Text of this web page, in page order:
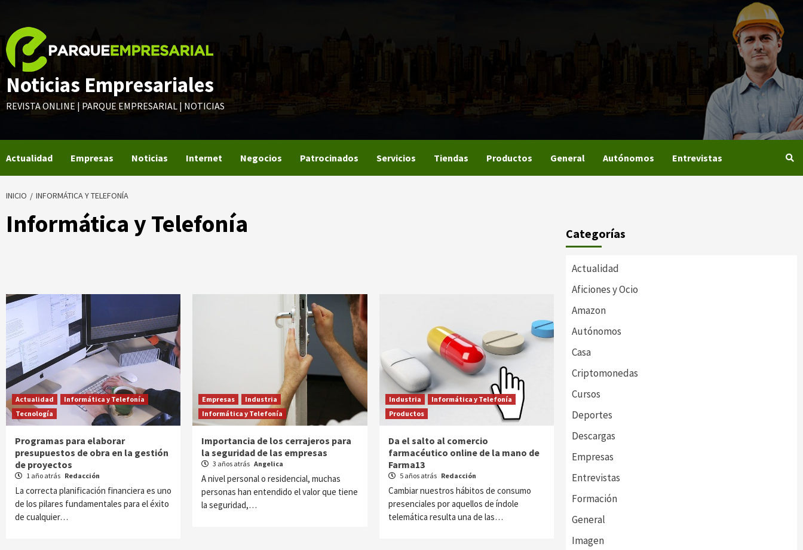
contenido
Noticias Empresariales
REVISTA ONLINE | PARQUE EMPRESARIAL | NOTICIAS
Actualidad Empresas Noticias Internet Negocios Patrocinados Servicios Tiendas Productos General Autónomos Entrevistas
INICIO INFORMÁTICA Y TELEFONÍA
Informática y Telefonía
Actualidad
Informática y Telefonía
Tecnología
Programas para elaborar
presupuestos de obra en la gestión
de proyectos
1 año atrás Redacción
La correcta planificación financiera es uno
de los pilares fundamentales para el éxito
de cualquier…
Empresas
Industria
Informática y Telefonía
Importancia de los cerrajeros para
la seguridad de las empresas
3 años atrás Angelica
A nivel personal o residencial, muchas
personas han entendido el valor que tiene
la seguridad,…
Industria
Informática y Telefonía
Productos
Da el salto al comercio
farmacéutico online de la mano de
Farma13
5 años atrás Redacción
Cambiar nuestros hábitos de consumo
presenciales por aquellos de índole
telemática resulta una de las…
Categorías
Actualidad
Aficiones y Ocio
Amazon
Autónomos
Casa
Criptomonedas
Cursos
Deportes
Descargas
Empresas
Entrevistas
Formación
General
Imagen